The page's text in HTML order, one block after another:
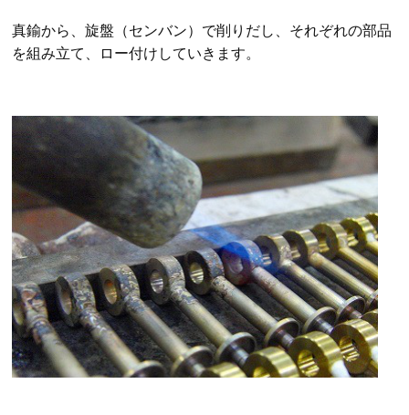
真鍮から、旋盤（センバン）で削りだし、それぞれの部品
を組み立て、ロー付けしていきます。